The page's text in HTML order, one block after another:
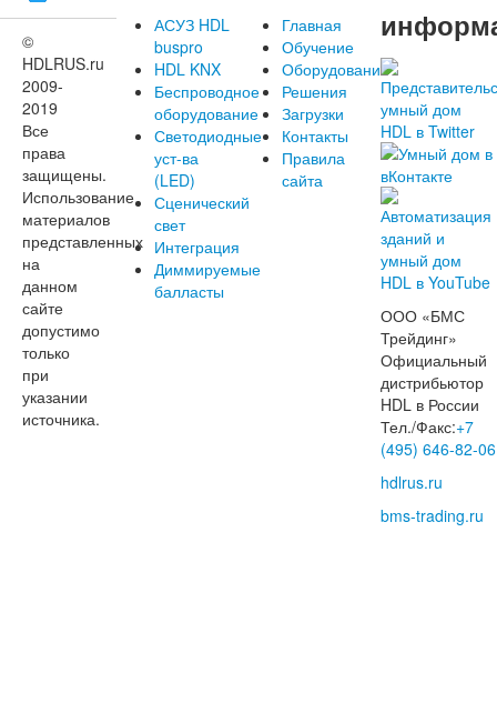
©
HDLRUS.ru
2009-
2019
Все
права
защищены.
Использование
материалов
представленных
на
данном
сайте
допустимо
только
при
указании
источника.
АСУЗ HDL
buspro
HDL KNX
Беспроводное
оборудование
Светодиодные
уст-ва
(LED)
Сценический
свет
Интеграция
Диммируемые
балласты
Главная
Обучение
Оборудование
Решения
Загрузки
Контакты
Правила
сайта
ООО «БМС
Трейдинг»
Официальный
дистрибьютор
HDL в России
Тел./Факс:+7
(495) 646-82-06
hdlrus.ru
bms-trading.ru